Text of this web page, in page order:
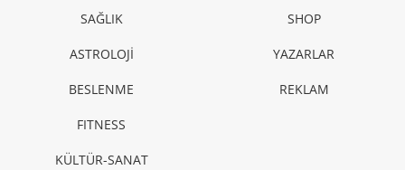
SAĞLIK
ASTROLOJİ
BESLENME
FITNESS
KÜLTÜR-SANAT
SHOP
YAZARLAR
REKLAM